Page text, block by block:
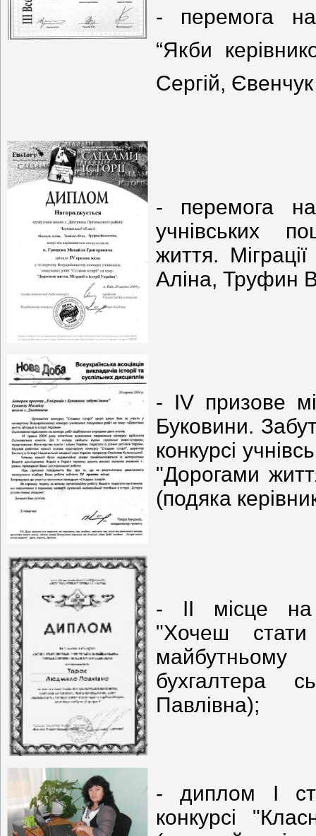
- перемога на
“Якби
Сергій,
- перемога на
учнівських
життя.
Аліна, Труфин
- ІV призове
Буковини.
конкурсі
"Дорогами
(подяка
- ІІ місце на
"Хочеш
бухгалтера
Павлівна);
- диплом І
конкурсі